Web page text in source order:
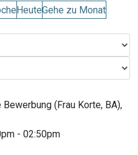
HeuteGehe zu Monat
(Frau Korte, BA),
- 02:50pm